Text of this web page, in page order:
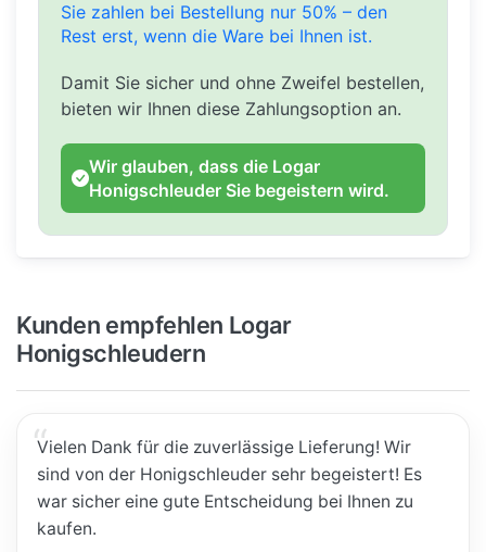
Sie zahlen bei Bestellung nur 50% – den
Rest erst, wenn die Ware bei Ihnen ist.
Damit Sie sicher und ohne Zweifel bestellen,
bieten wir Ihnen diese Zahlungsoption an.
Wir glauben, dass die Logar
Honigschleuder Sie begeistern wird.
Kunden empfehlen Logar
Honigschleudern
Vielen Dank für die zuverlässige Lieferung! Wir
sind von der Honigschleuder sehr begeistert! Es
war sicher eine gute Entscheidung bei Ihnen zu
kaufen.